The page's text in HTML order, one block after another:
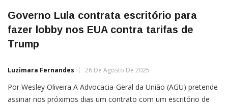
Governo Lula contrata escritório para
fazer lobby nos EUA contra tarifas de
Trump
Luzimara Fernandes 26 De Agosto De 2025
Por Wesley Oliveira A Advocacia-Geral da União (AGU) pretende
assinar nos próximos dias um contrato com um escritório de